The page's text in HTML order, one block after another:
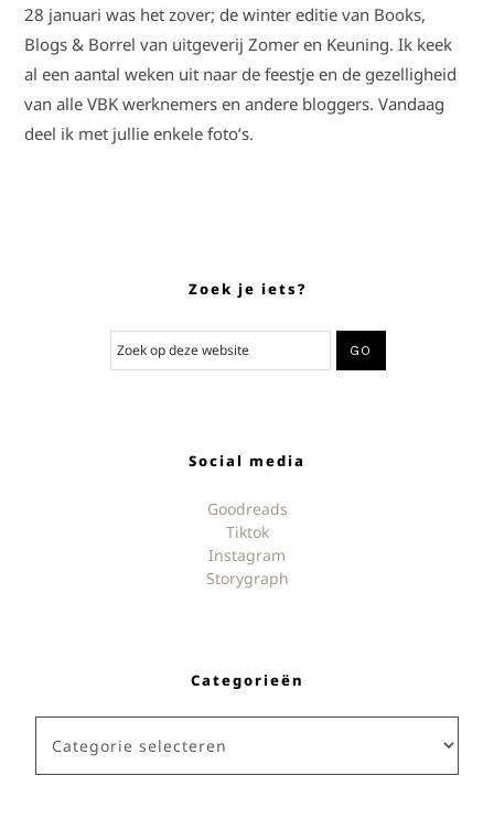
28 januari was het zover; de winter editie van Books,
Blogs & Borrel van uitgeverij Zomer en Keuning. Ik keek
al een aantal weken uit naar de feestje en de gezelligheid
van alle VBK werknemers en andere bloggers. Vandaag
deel ik met jullie enkele foto’s.
Zoek je iets?
Social media
Goodreads
Tiktok
Instagram
Storygraph
Categorieën